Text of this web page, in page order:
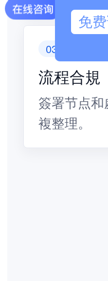
03
流程合規
簽署节点
複整理。
免